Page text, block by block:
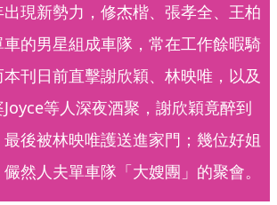
現新勢力，修杰楷、張孝全、王柏
的男星組成車隊，常在工作餘暇騎
刊日前直擊謝欣穎、林映唯，以及
等人深夜酒聚，謝欣穎竟醉到
後被林映唯護送進家門；幾位好姐
然人夫單車隊「大嫂團」的聚會。